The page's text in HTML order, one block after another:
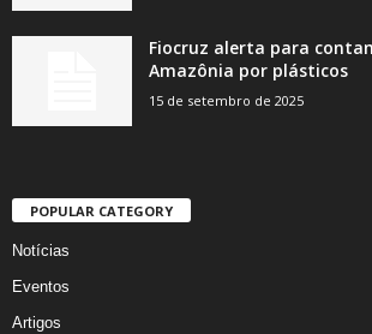
Fiocruz alerta para
Amazônia por plásticos
15 de setembro de 2025
POPULAR CATEGORY
Notícias
Eventos
Artigos